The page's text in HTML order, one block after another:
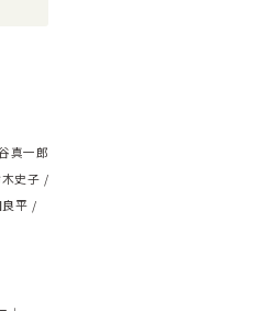
真一郎
史子
平